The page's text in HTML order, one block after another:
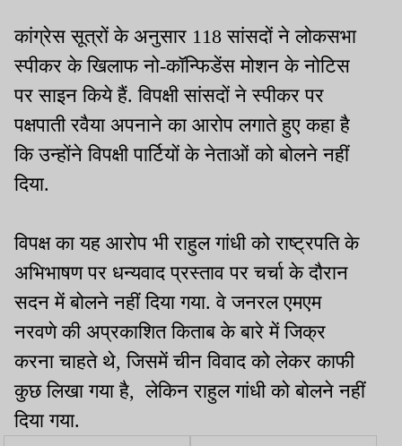
कांग्रेस सूत्रों के अनुसार 118 सांसदों ने लोकसभा
स्पीकर के खिलाफ नो-कॉन्फिडेंस मोशन के नोटिस
पर साइन किये हैं. विपक्षी सांसदों ने स्पीकर पर
पक्षपाती रवैया अपनाने का आरोप लगाते हुए कहा है
कि उन्होंने विपक्षी पार्टियों के नेताओं को बोलने नहीं
दिया.
विपक्ष का यह आरोप भी राहुल गांधी को राष्ट्रपति के
अभिभाषण पर धन्यवाद प्रस्ताव पर चर्चा के दौरान
सदन में बोलने नहीं दिया गया. वे जनरल एमएम
नरवणे की अप्रकाशित किताब के बारे में जिक्र
करना चाहते थे, जिसमें चीन विवाद को लेकर काफी
कुछ लिखा गया है, लेकिन राहुल गांधी को बोलने नहीं
दिया गया.